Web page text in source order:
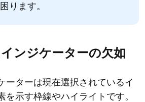
ります。
ンジケーターの欠如
ーターは現在選択されているイ
を示す枠線やハイライトです。